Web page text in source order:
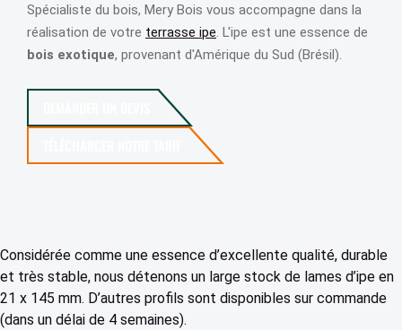
Spécialiste du bois, Mery Bois vous accompagne dans la
réalisation de votre terrasse ipe. L'ipe est une essence de
bois exotique, provenant d'Amérique du Sud (Brésil).
Considérée comme une essence d’excellente qualité, durable
et très stable, nous détenons un large stock de lames d’ipe en
21 x 145 mm. D’autres profils sont disponibles sur commande
(dans un délai de 4 semaines).